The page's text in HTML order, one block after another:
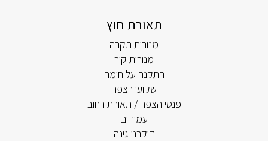
תאורת חוץ
מנורות תקרה
מנורות קיר
התקנה על חומה
שקועי רצפה
פנסי הצפה / תאורת רחוב
עמודים
דוקרני גינה